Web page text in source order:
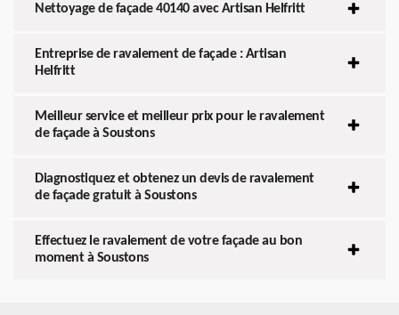
Nettoyage de façade 40140 avec Artisan Helfritt
Entreprise de ravalement de façade : Artisan
Helfritt
Meilleur service et meilleur prix pour le ravalement
de façade à Soustons
Diagnostiquez et obtenez un devis de ravalement
de façade gratuit à Soustons
Effectuez le ravalement de votre façade au bon
moment à Soustons